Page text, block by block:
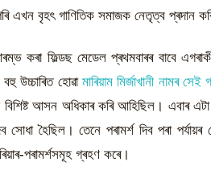
এখন বৃহৎ গাণিতিক সমাজক নেতৃত্ব প্ৰদান
কৰা ফিল্ডছ মেডেল প্ৰথমবাৰৰ বাবে
উচ্চাৰিত হোৱা মাৰিয়াম মিৰ্জাখানী নামৰ সেই
বিশিষ্ট আসন অধিকাৰ কৰি আহিছিল। এবাৰ
সোধা হৈছিল। তেনে পৰামৰ্শ দিব পৰা
পৰামৰ্শসমূহ গ্ৰহণ কৰে।